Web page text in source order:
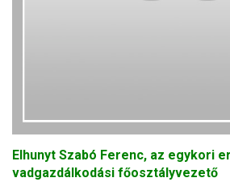
Elhunyt Szabó Ferenc, az egykori
vadgazdálkodási főosztályvezető